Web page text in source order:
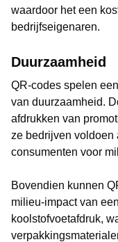
waardoor het een
bedrijfseigenaren.
Duurzaamheid
QR-codes spelen
van duurzaamheid.
afdrukken van
ze bedrijven voldoen
consumenten voor
Bovendien kunnen
milieu-impact van
koolstofvoetafdruk,